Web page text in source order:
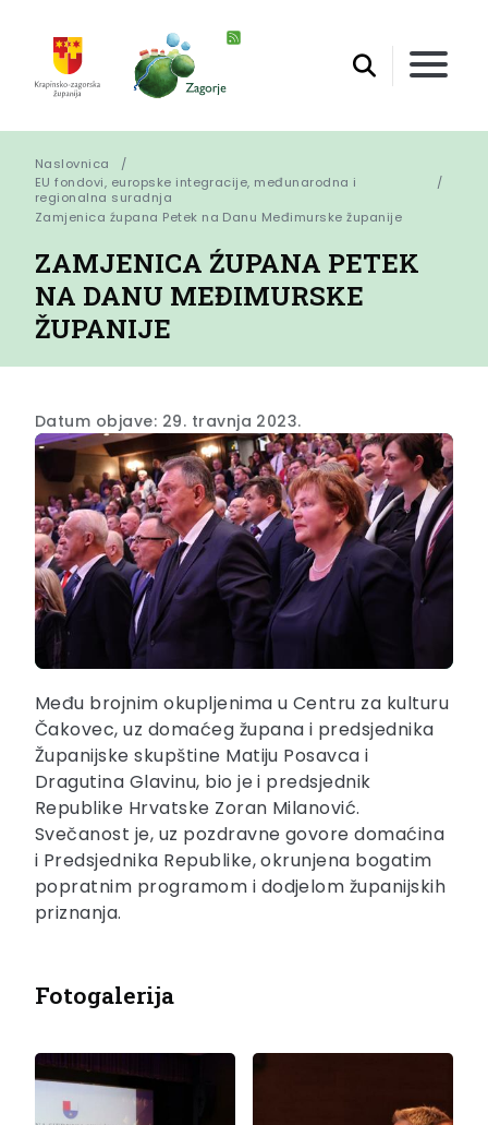
Naslovnica
EU fondovi, europske integracije, međunarodna i
regionalna suradnja
Zamjenica źupana Petek na Danu Međimurske županije
ZAMJENICA ŹUPANA PETEK
NA DANU MEĐIMURSKE
ŽUPANIJE
Datum objave: 29. travnja 2023.
Među brojnim okupljenima u Centru za kulturu
Čakovec, uz domaćeg župana i predsjednika
Županijske skupštine Matiju Posavca i
Dragutina Glavinu, bio je i predsjednik
Republike Hrvatske Zoran Milanović.
Svečanost je, uz pozdravne govore domaćina
i Predsjednika Republike, okrunjena bogatim
popratnim programom i dodjelom županijskih
priznanja.
Fotogalerija